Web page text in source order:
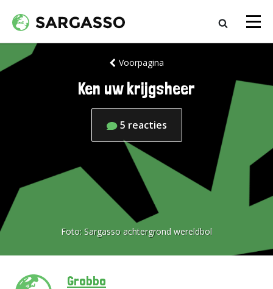
Voorpagina
Ken uw krijgsheer
5 reacties
Foto: Sargasso achtergrond wereldbol
Grobbo